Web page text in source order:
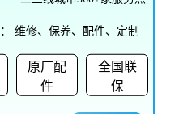
维修、保养、配件、定制
原厂配
件
全国联
保